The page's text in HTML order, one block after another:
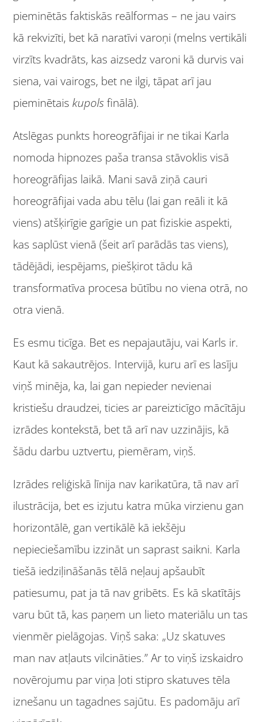
pieminētās faktiskās reālformas – ne jau vairs
kā rekvizīti, bet kā naratīvi varoņi (melns vertikāli
virzīts kvadrāts, kas aizsedz varoni kā durvis vai
siena, vai vairogs, bet ne ilgi, tāpat arī jau
pieminētaiskupolsfinālā).
Atslēgas punkts horeogrāfijai ir ne tikai Karla
nomoda hipnozes paša transa stāvoklis visā
horeogrāfijas laikā. Mani savā ziņā cauri
horeogrāfijai vada abu tēlu (lai gan reāli it kā
viens) atšķirīgie garīgie un pat fiziskie aspekti,
kas saplūst vienā (šeit arī parādās tas viens),
tādējādi, iespējams, piešķirot tādu kā
transformatīva procesa būtību no viena otrā, no
otra vienā.
Es esmu ticīga. Bet es nepajautāju, vai Karls ir.
Kaut kā sakautrējos. Intervijā, kuru arī es lasīju
viņš minēja, ka, lai gan nepieder nevienai
kristiešu draudzei, ticies ar pareizticīgo mācītāju
izrādes kontekstā, bet tā arī nav uzzinājis, kā
šādu darbu uztvertu, piemēram, viņš.
Izrādes reliģiskā līnija nav karikatūra, tā nav arī
ilustrācija, bet es izjutu katra mūka virzienu gan
horizontālē, gan vertikālē kā iekšēju
nepieciešamību izzināt un saprast saikni. Karla
tiešā iedziļināšanās tēlā neļauj apšaubīt
patiesumu, pat ja tā nav gribēts. Es kā skatītājs
varu būt tā, kas paņem un lieto materiālu un tas
vienmēr pielāgojas. Viņš saka: „Uz skatuves
man nav atļauts vilcināties.” Ar to viņš izskaidro
novērojumu par viņa ļoti stipro skatuves tēla
iznešanu un tagadnes sajūtu. Es padomāju arī